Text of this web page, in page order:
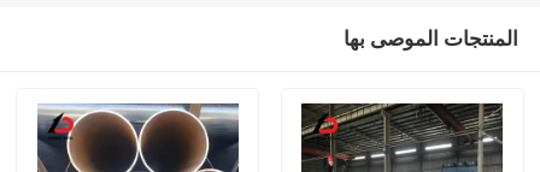
المنتجات الموصى بها